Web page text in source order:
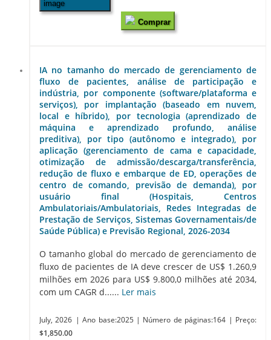
Comprar
IA no tamanho do mercado de gerenciamento de
fluxo de pacientes, análise de participação e
indústria, por componente (software/plataforma e
serviços), por implantação (baseado em nuvem,
local e híbrido), por tecnologia (aprendizado de
máquina e aprendizado profundo, análise
preditiva), por tipo (autônomo e integrado), por
aplicação (gerenciamento de cama e capacidade,
otimização de admissão/descarga/transferência,
redução de fluxo e embarque de ED, operações de
centro de comando, previsão de demanda), por
usuário final (Hospitais, Centros
Ambulatoriais/Ambulatoriais, Redes Integradas de
Prestação de Serviços, Sistemas Governamentais/de
Saúde Pública) e Previsão Regional, 2026-2034
O tamanho global do mercado de gerenciamento de
fluxo de pacientes de IA deve crescer de US$ 1.260,9
milhões em 2026 para US$ 9.800,0 milhões até 2034,
com um CAGR d...... Ler mais
July, 2026 | Ano base:2025 | Número de páginas:164 | Preço:
$1,850.00